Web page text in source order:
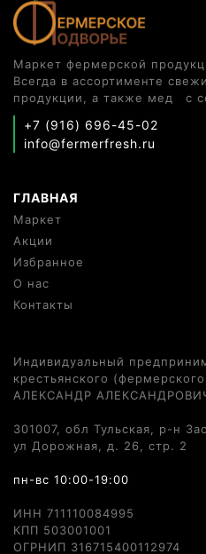
Маркет фермерской
Всегда в ассортименте
продукции, а также мед с
+7 (916) 696-45-02
info@fermerfresh.ru
ГЛАВНАЯ
Маркет
Акции
Избранное
О нас
Контакты
Индивидуальный
крестьянского
АЛЕКСАНДР
301007, обл Тульская, р-н
ул Дорожная, д. 26, стр. 2
пн-вс 10:00-19:00
ИНН 711110084995
КПП 503001001
ОГРНИП 316715400112974